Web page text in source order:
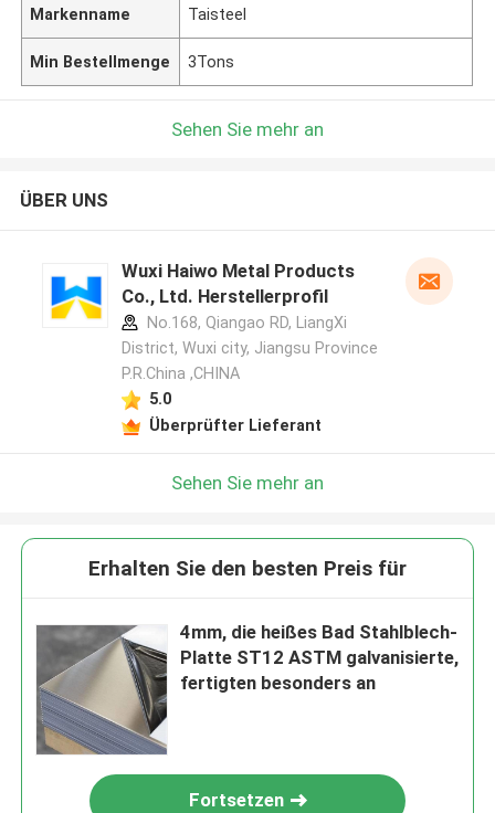
Markenname Taisteel
Min Bestellmenge 3Tons
Sehen Sie mehr an
ÜBER UNS
Wuxi Haiwo Metal Products
Co., Ltd. Herstellerprofil
No.168, Qiangao RD, LiangXi
District, Wuxi city, Jiangsu Province
P.R.China ,CHINA
5.0
Überprüfter Lieferant
Sehen Sie mehr an
Erhalten Sie den besten Preis für
4mm, die heißes Bad Stahlblech-
Platte ST12 ASTM galvanisierte,
fertigten besonders an
Fortsetzen